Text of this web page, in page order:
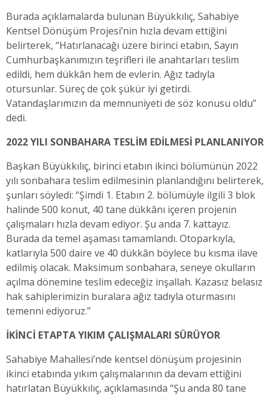
Burada açıklamalarda bulunan Büyükkılıç, Sahabiye
Kentsel Dönüşüm Projesi’nin hızla devam ettiğini
belirterek, “Hatırlanacağı üzere birinci etabın, Sayın
Cumhurbaşkanımızın teşrifleri ile anahtarları teslim
edildi, hem dükkân hem de evlerin. Ağız tadıyla
otursunlar. Süreç de çok şükür iyi getirdi.
Vatandaşlarımızın da memnuniyeti de söz konusu oldu”
dedi.
2022 YILI SONBAHARA TESLİM EDİLMESİ PLANLANIYOR
Başkan Büyükkılıç, birinci etabın ikinci bölümünün 2022
yılı sonbahara teslim edilmesinin planlandığını belirterek,
şunları söyledi: “Şimdi 1. Etabın 2. bölümüyle ilgili 3 blok
halinde 500 konut, 40 tane dükkânı içeren projenin
çalışmaları hızla devam ediyor. Şu anda 7. kattayız.
Burada da temel aşaması tamamlandı. Otoparkıyla,
katlarıyla 500 daire ve 40 dükkân böylece bu kısma ilave
edilmiş olacak. Maksimum sonbahara, seneye okulların
açılma dönemine teslim edeceğiz inşallah. Kazasız belasız
hak sahiplerimizin buralara ağız tadıyla oturmasını
temenni ediyoruz.”
İKİNCİ ETAPTA YIKIM ÇALIŞMALARI SÜRÜYOR
Sahabiye Mahallesi’nde kentsel dönüşüm projesinin
ikinci etabında yıkım çalışmalarının da devam ettiğini
hatırlatan Büyükkılıç, açıklamasında “Şu anda 80 tane